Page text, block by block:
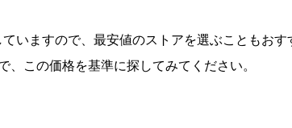
いますので、最安値のストアを選ぶこともおす
、この価格を基準に探してみてください。